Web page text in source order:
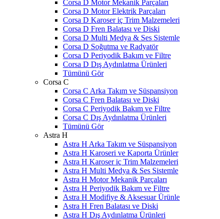
Corsa D Motor Mekanik Parçaları
Corsa D Motor Elektrik Parçaları
Corsa D Karoser iç Trim Malzemeleri
Corsa D Fren Balatası ve Diski
Corsa D Multi Medya & Ses Sistemle
Corsa D Soğutma ve Radyatör
Corsa D Periyodik Bakım ve Filtre
Corsa D Dış Aydınlatma Ürünleri
Tümünü Gör
Corsa C
Corsa C Arka Takım ve Süspansiyon
Corsa C Fren Balatası ve Diski
Corsa C Periyodik Bakım ve Filtre
Corsa C Dış Aydınlatma Ürünleri
Tümünü Gör
Astra H
Astra H Arka Takım ve Süspansiyon
Astra H Karoseri ve Kaporta Ürünler
Astra H Karoser iç Trim Malzemeleri
Astra H Multi Medya & Ses Sistemle
Astra H Motor Mekanik Parçaları
Astra H Periyodik Bakım ve Filtre
Astra H Modifiye & Aksesuar Ürünle
Astra H Fren Balatası ve Diski
Astra H Dış Aydınlatma Ürünleri